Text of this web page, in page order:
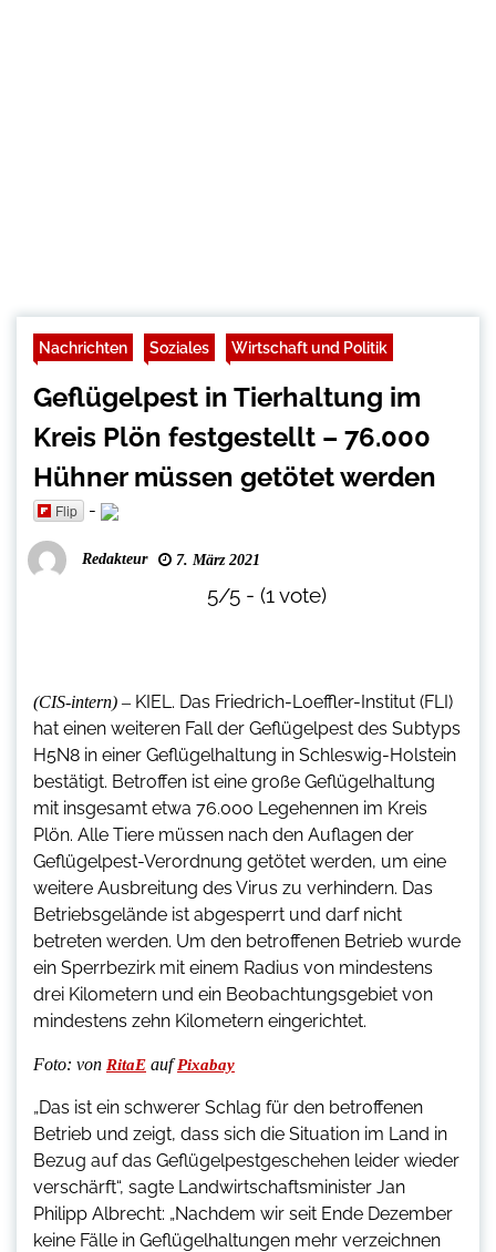
Nachrichten Soziales Wirtschaft und Politik
Geflügelpest in Tierhaltung im
Kreis Plön festgestellt – 76.000
Hühner müssen getötet werden
Flip -
Redakteur 7. März 2021
5/5 - (1 vote)
(CIS-intern) – KIEL. Das Friedrich-Loeffler-Institut (FLI)
hat einen weiteren Fall der Geflügelpest des Subtyps
H5N8 in einer Geflügelhaltung in Schleswig-Holstein
bestätigt. Betroffen ist eine große Geflügelhaltung
mit insgesamt etwa 76.000 Legehennen im Kreis
Plön. Alle Tiere müssen nach den Auflagen der
Geflügelpest-Verordnung getötet werden, um eine
weitere Ausbreitung des Virus zu verhindern. Das
Betriebsgelände ist abgesperrt und darf nicht
betreten werden. Um den betroffenen Betrieb wurde
ein Sperrbezirk mit einem Radius von mindestens
drei Kilometern und ein Beobachtungsgebiet von
mindestens zehn Kilometern eingerichtet.
Foto: von RitaE aufPixabay
„Das ist ein schwerer Schlag für den betroffenen
Betrieb und zeigt, dass sich die Situation im Land in
Bezug auf das Geflügelpestgeschehen leider wieder
verschärft“, sagte Landwirtschaftsminister Jan
Philipp Albrecht: „Nachdem wir seit Ende Dezember
keine Fälle in Geflügelhaltungen mehr verzeichnen